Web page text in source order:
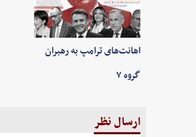
اهانت‌های ترامپ به رهبران
گروه ۷
ارسال نظر